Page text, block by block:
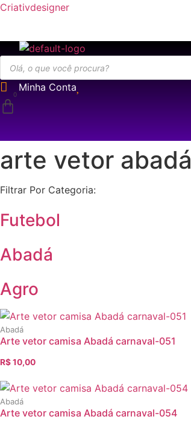
Criativdesigner
Pesquisar
produtos
Minha Conta
arte vetor abadá
Filtrar Por Categoria:
Futebol
Abadá
Agro
Abadá
Arte vetor camisa Abadá carnaval-051
O
preço
original
era:
R$ 12,00.
R$10,00
O
preço
atual
é:
R$ 10,00.
Abadá
Arte vetor camisa Abadá carnaval-054